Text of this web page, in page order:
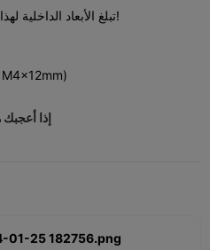
تبلغ الأبعاد الداخلية لهذا الدرج 75 مم عرضًا و190 مم عمقًا!
- مسمارين M4x8mm (بحد أقصى M4x12mm)
إذا
01-25 182756.png